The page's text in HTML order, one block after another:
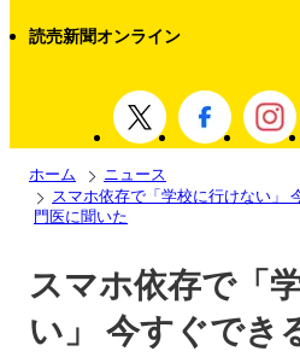
読売新聞オンライン
ホーム
ニュース
スマホ依存で「学校に行けない」
門医に聞いた
スマホ依存で「
い」 今すぐでき